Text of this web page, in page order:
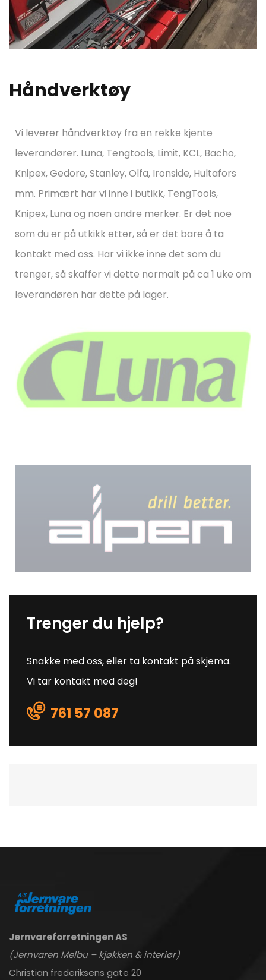
Håndverktøy
Vi leverer håndverktøy fra en rekke kjente
leverandører. Luna, Tengtools, Limit, KCL, Bacho,
Knipex, Gedore, Stanley, Olfa, Ironside, Hultafors
mm. Primært har vi inne i butikk, TengTools,
Knipex, Luna og noen andre merker. Er det noe
som du er på utkikk etter, så er det bare å ta
kontakt med oss. Har vi ikke inne det som du
trenger, så skaffer vi dette normalt på ca 1 uke om
leverandøren har dette på lager.
Trenger du hjelp?
Snakke med oss, eller ta kontakt på skjema.
Vi tar kontakt med deg!
761 57 087
Jernvareforretningen AS
(Jernvaren Melbu – kjøkken & interiør)
Christian frederiksens gate 20